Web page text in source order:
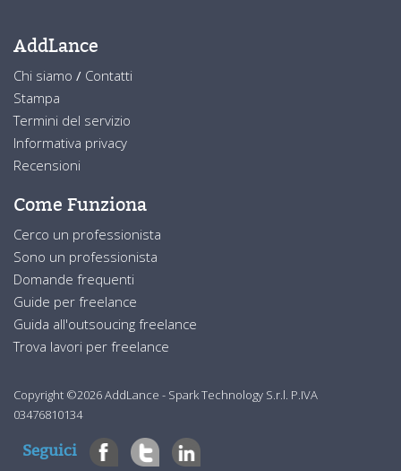
AddLance
Chi siamo / Contatti
Stampa
Termini del servizio
Informativa privacy
Recensioni
Come Funziona
Cerco un professionista
Sono un professionista
Domande frequenti
Guide per freelance
Guida all'outsoucing freelance
Trova lavori per freelance
Copyright ©2026 AddLance - Spark Technology S.r.l. P.IVA
03476810134
Seguici